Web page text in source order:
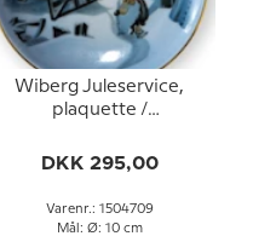
Wiberg Juleservice,
plaquette /
og kælk, Bing & Grøndahl
DKK 295,00
Varenr.: 1504709
Mål: Ø: 10 cm